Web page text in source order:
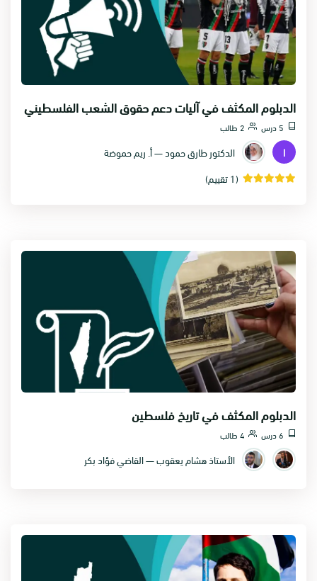
الدبلوم المكثف في آليات دعم حقوق الشعب الفلسطيني
5 درس 2 طالب
ا
الدكتور طارق حمود — أ. ريم حموضة
(1 تقييم)
الدبلوم المكثف في تاريخ فلسطين
6 درس 4 طالب
الأستاذ هشام يعقوب — القاضي فؤاد بكر